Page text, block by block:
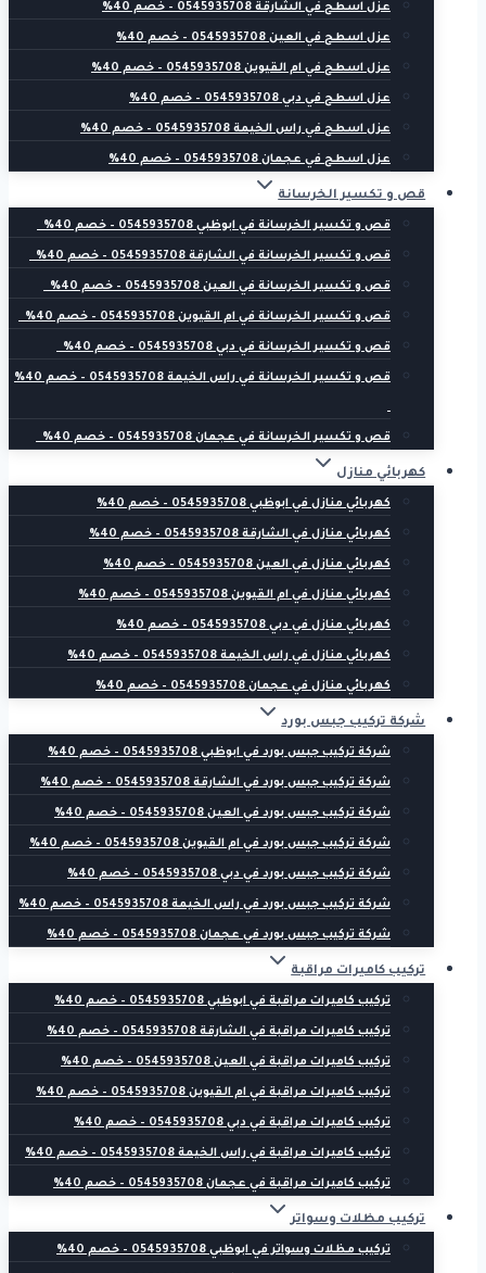
عزل اسطح في الشارقة 0545935708 – خصم 40%
عزل اسطح في العين 0545935708 – خصم 40%
عزل اسطح في ام القيوين 0545935708 – خصم 40%
عزل اسطح في دبي 0545935708 – خصم 40%
عزل اسطح في راس الخيمة 0545935708 – خصم 40%
عزل اسطح في عجمان 0545935708 – خصم 40%
قص و تكسير الخرسانة
قص و تكسير الخرسانة في ابوظبي 0545935708 – خصم 40%
قص و تكسير الخرسانة في الشارقة 0545935708 – خصم 40%
قص و تكسير الخرسانة في العين 0545935708 – خصم 40%
قص و تكسير الخرسانة في ام القيوين 0545935708 – خصم 40%
قص و تكسير الخرسانة في دبي 0545935708 – خصم 40%
قص و تكسير الخرسانة في راس الخيمة 0545935708 – خصم 40%
قص و تكسير الخرسانة في عجمان 0545935708 – خصم 40%
كهربائي منازل
كهربائي منازل في ابوظبي 0545935708 – خصم 40%
كهربائي منازل في الشارقة 0545935708 – خصم 40%
كهربائي منازل في العين 0545935708 – خصم 40%
كهربائي منازل في ام القيوين 0545935708 – خصم 40%
كهربائي منازل في دبي 0545935708 – خصم 40%
كهربائي منازل في راس الخيمة 0545935708 – خصم 40%
كهربائي منازل في عجمان 0545935708 – خصم 40%
شركة تركيب جبس بورد
شركة تركيب جبس بورد في ابوظبي 0545935708 – خصم 40%
شركة تركيب جبس بورد في الشارقة 0545935708 – خصم 40%
شركة تركيب جبس بورد في العين 0545935708 – خصم 40%
شركة تركيب جبس بورد في ام القيوين 0545935708 – خصم 40%
شركة تركيب جبس بورد في دبي 0545935708 – خصم 40%
شركة تركيب جبس بورد في راس الخيمة 0545935708 – خصم 40%
شركة تركيب جبس بورد في عجمان 0545935708 – خصم 40%
تركيب كاميرات مراقبة
تركيب كاميرات مراقبة في ابوظبي 0545935708 – خصم 40%
تركيب كاميرات مراقبة في الشارقة 0545935708 – خصم 40%
تركيب كاميرات مراقبة في العين 0545935708 – خصم 40%
تركيب كاميرات مراقبة في ام القيوين 0545935708 – خصم 40%
تركيب كاميرات مراقبة في دبي 0545935708 – خصم 40%
تركيب كاميرات مراقبة في راس الخيمة 0545935708 – خصم 40%
تركيب كاميرات مراقبة في عجمان 0545935708 – خصم 40%
تركيب مظلات وسواتر
تركيب مظلات وسواتر في ابوظبي 0545935708 – خصم 40%